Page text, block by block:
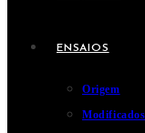
ENSAIOS
Origem
Modificados